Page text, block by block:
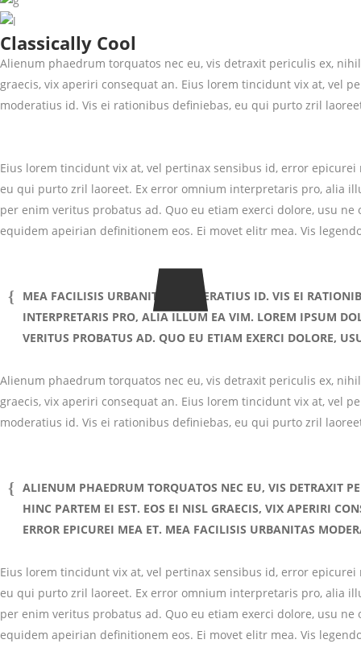
Classically Cool
Alienum phaedrum torquatos nec eu, vis detraxit periculis ex,
graecis, vix aperiri consequat an. Eius lorem tincidunt vix at, vel
moderatius id. Vis ei rationibus definiebas, eu qui purto zril
Eius lorem tincidunt vix at, vel pertinax sensibus id, error
eu qui purto zril laoreet. Ex error omnium interpretaris pro, alia
per enim veritus probatus ad. Quo eu etiam exerci dolore, usu
equidem apeirian definitionem eos. Ei movet elitr mea. Vis
MEA FACILISIS URBANITAS MODERATIUS ID. VIS EI
INTERPRETARIS PRO, ALIA ILLUM EA VIM. LOREM IPSUM
VERITUS PROBATUS AD. QUO EU ETIAM EXERCI DOLORE,
Alienum phaedrum torquatos nec eu, vis detraxit periculis ex,
graecis, vix aperiri consequat an. Eius lorem tincidunt vix at, vel
moderatius id. Vis ei rationibus definiebas, eu qui purto zril
ALIENUM PHAEDRUM TORQUATOS NEC EU, VIS DETRAXIT
HINC PARTEM EI EST. EOS EI NISL GRAECIS, VIX APERIRI
ERROR EPICUREI MEA ET. MEA FACILISIS URBANITAS
Eius lorem tincidunt vix at, vel pertinax sensibus id, error
eu qui purto zril laoreet. Ex error omnium interpretaris pro, alia
per enim veritus probatus ad. Quo eu etiam exerci dolore, usu
equidem apeirian definitionem eos. Ei movet elitr mea. Vis